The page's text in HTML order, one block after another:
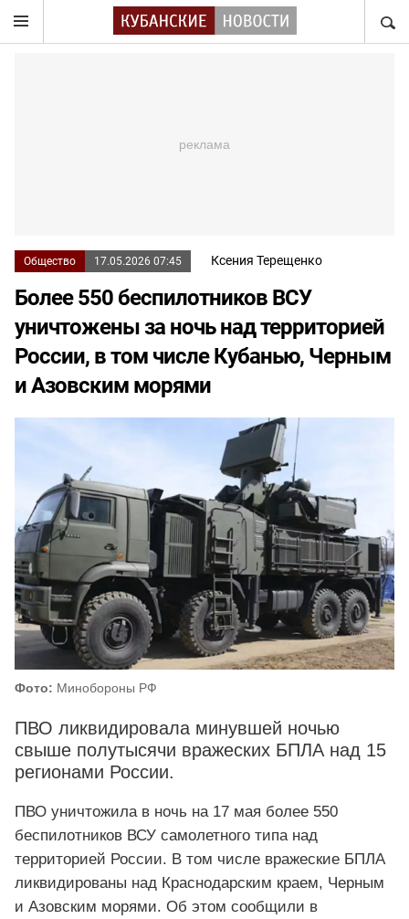
Общество 17.05.2026 07:45 Ксения Терещенко
Более 550 беспилотников ВСУ
уничтожены за ночь над территорией
России, в том числе Кубанью, Черным
и Азовским морями
Фото: Минобороны РФ
ПВО ликвидировала минувшей ночью
свыше полутысячи вражеских БПЛА над 15
регионами России.
ПВО уничтожила в ночь на 17 мая более 550
беспилотников ВСУ самолетного типа над
территорией России. В том числе вражеские БПЛА
ликвидированы над Краснодарским краем, Черным
и Азовским морями. Об этом сообщили в